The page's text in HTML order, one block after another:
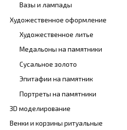
Вазы и лампады
Художественное оформление
Художественное литье
Медальоны на памятники
Сусальное золото
Эпитафии на памятник
Портреты на памятники
3D моделирование
Венки и корзины ритуальные